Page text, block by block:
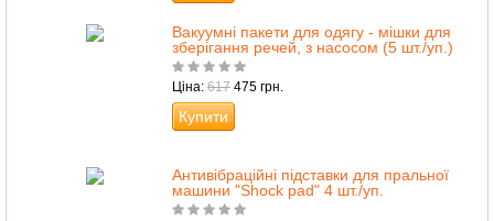
Вакуумні пакети для одягу - мішки для
зберігання речей, з насосом (5 шт./уп.)
Ціна: 617 475 грн.
Купити
Антивібраційні підставки для пральної
машини "Shock pad" 4 шт./уп.